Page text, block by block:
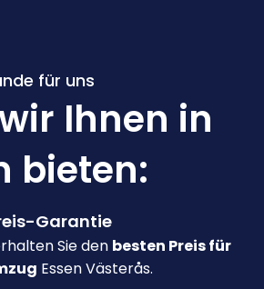
für uns
Ihnen in
bieten:
Garantie
Sie den besten Preis für
Essen Västerås.